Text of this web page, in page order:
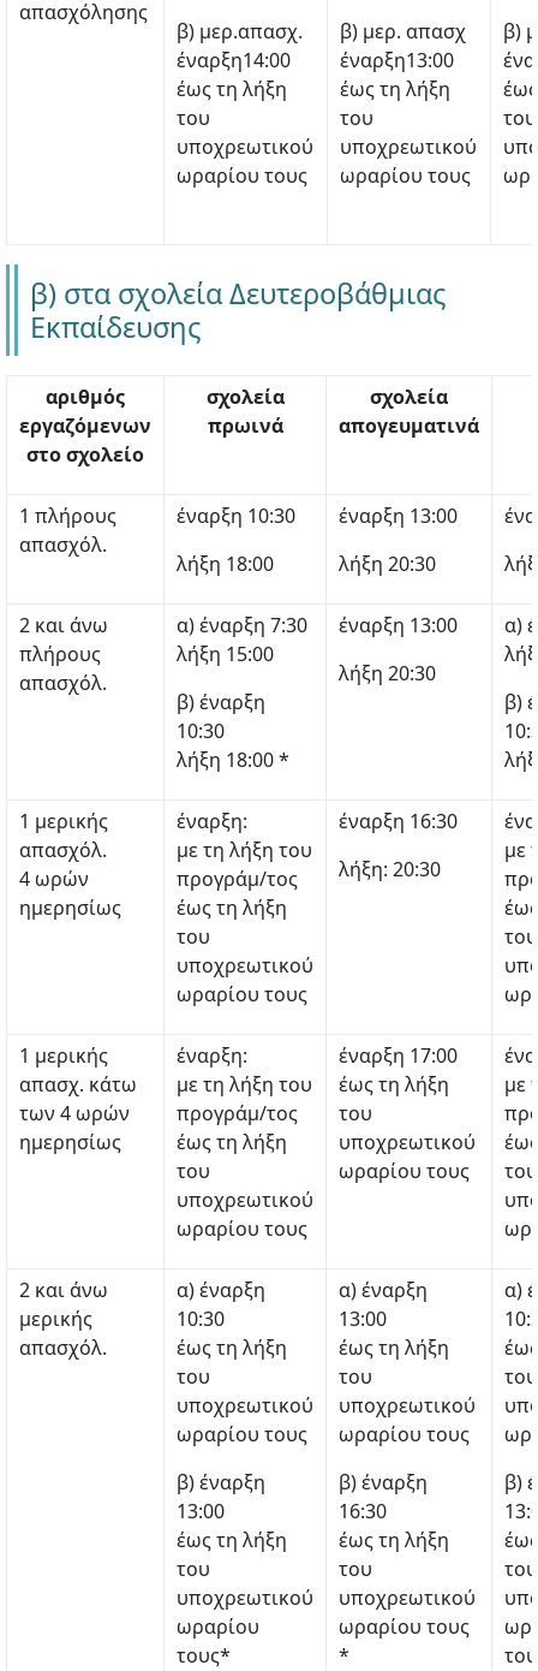
απασχόλησης
β) μερ.απασχ.
έναρξη14:00
έως τη λήξη
του
υποχρεωτικού
ωραρίου τους
β) μερ. απασχ
έναρξη13:00
έως τη λήξη
του
υποχρεωτικού
ωραρίου τους
β)
του
β) στα σχολεία Δευτεροβάθμιας
Εκπαίδευσης
αριθμός
εργαζόμενων
στο σχολείο
σχολεία
πρωινά
σχολεία
απογευματινά
1 πλήρους
απασχόλ.
έναρξη 10:30
λήξη 18:00
έναρξη 13:00
λήξη 20:30
2 και άνω
πλήρους
απασχόλ.
α) έναρξη 7:30
λήξη 15:00
β) έναρξη
10:30
λήξη 18:00 *
έναρξη 13:00
λήξη 20:30
α)
β)
1 μερικής
απασχόλ.
4 ωρών
ημερησίως
έναρξη:
με τη λήξη του
προγράμ/τος
έως τη λήξη
του
υποχρεωτικού
ωραρίου τους
έναρξη 16:30
λήξη: 20:30
με
του
1 μερικής
απασχ. κάτω
των 4 ωρών
ημερησίως
έναρξη:
με τη λήξη του
προγράμ/τος
έως τη λήξη
του
υποχρεωτικού
ωραρίου τους
έναρξη 17:00
έως τη λήξη
του
υποχρεωτικού
ωραρίου τους
με
του
2 και άνω
μερικής
απασχόλ.
α) έναρξη
10:30
έως τη λήξη
του
υποχρεωτικού
ωραρίου τους
β) έναρξη
13:00
έως τη λήξη
του
υποχρεωτικού
ωραρίου
τους*
α) έναρξη
13:00
έως τη λήξη
του
υποχρεωτικού
ωραρίου τους
β) έναρξη
16:30
έως τη λήξη
του
υποχρεωτικού
ωραρίου τους
*
α)
του
β)
του